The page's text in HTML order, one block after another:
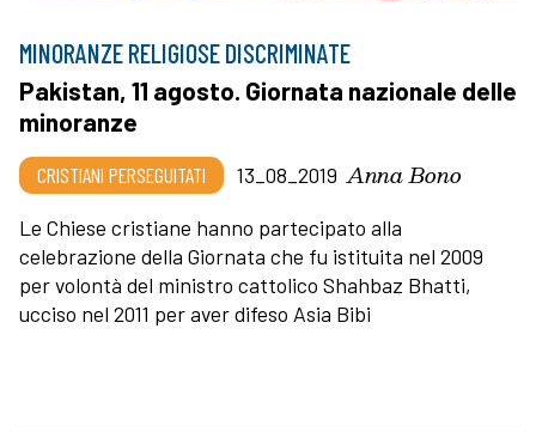
MINORANZE RELIGIOSE DISCRIMINATE
Pakistan, 11 agosto. Giornata nazionale delle
minoranze
CRISTIANI PERSEGUITATI 13_08_2019 Anna Bono
Le Chiese cristiane hanno partecipato alla
celebrazione della Giornata che fu istituita nel 2009
per volontà del ministro cattolico Shahbaz Bhatti,
ucciso nel 2011 per aver difeso Asia Bibi